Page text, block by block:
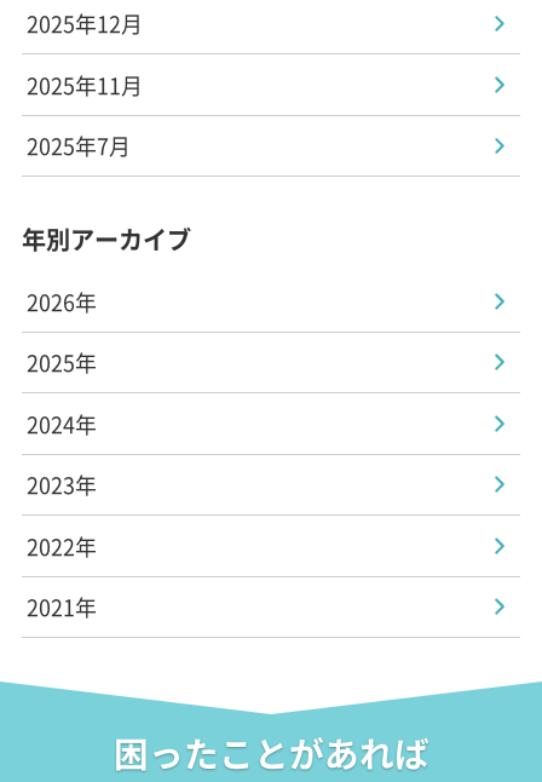
2025年12月
2025年11月
2025年7月
年別アーカイブ
2026年
2025年
2024年
2023年
2022年
2021年
困ったことがあれば